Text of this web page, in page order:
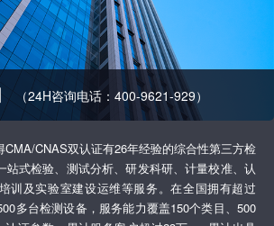
（24H咨询电话：400-9621-929）
CMA/CNAS双认证有26年经验的综合性第三方检
站式检验、测试分析、研发科研、计量校准、认
训及实验室建设运维等服务。在全国拥有超过
多台检测设备，服务能力覆盖150个类目、500